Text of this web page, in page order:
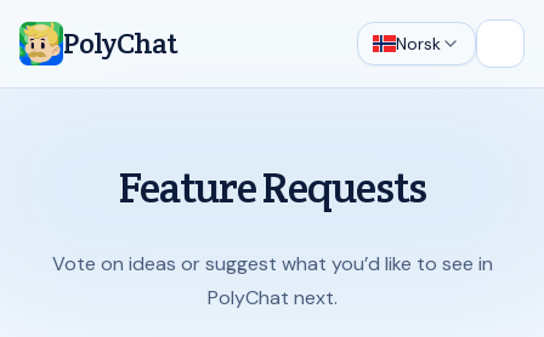
PolyChat Norsk
Feature Requests
Vote on ideas or suggest what you’d like to see in
PolyChat next.